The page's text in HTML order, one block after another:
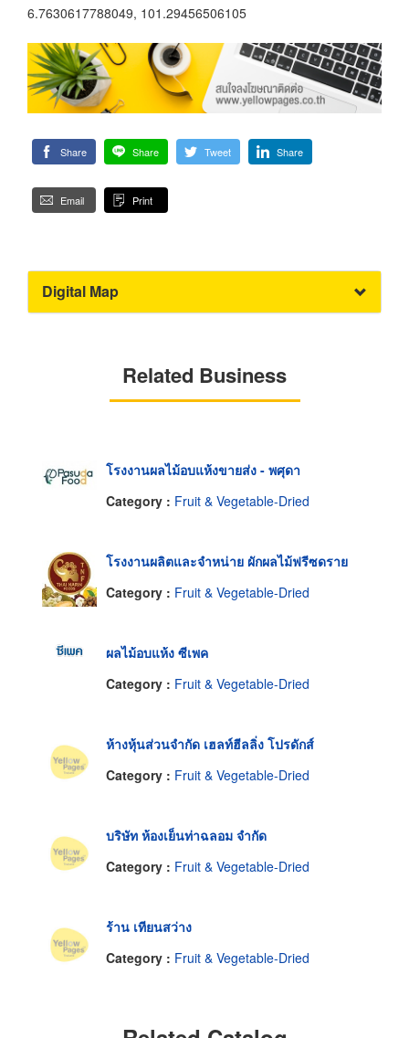
6.7630617788049, 101.29456506105
Share Share Tweet Share
Email Print
Digital Map
Related Business
โรงงานผลไม้อบแห้งขายส่ง - พศุดา
Category : Fruit & Vegetable-Dried
โรงงานผลิตและจำหน่าย ผักผลไม้ฟรีซดราย
Category : Fruit & Vegetable-Dried
ผลไม้อบแห้ง ซีเพค
Category : Fruit & Vegetable-Dried
ห้างหุ้นส่วนจำกัด เฮลท์ฮีลลิ่ง โปรดักส์
Category : Fruit & Vegetable-Dried
บริษัท ห้องเย็นท่าฉลอม จำกัด
Category : Fruit & Vegetable-Dried
ร้าน เทียนสว่าง
Category : Fruit & Vegetable-Dried